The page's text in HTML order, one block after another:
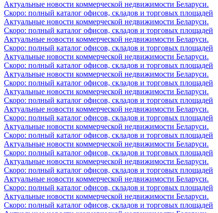
Актуальные новости коммерческой недвижимости Беларуси.
Скоро: полный каталог офисов, складов и торговых площадей
Актуальные новости коммерческой недвижимости Беларуси.
Скоро: полный каталог офисов, складов и торговых площадей
Актуальные новости коммерческой недвижимости Беларуси.
Скоро: полный каталог офисов, складов и торговых площадей
Актуальные новости коммерческой недвижимости Беларуси.
Скоро: полный каталог офисов, складов и торговых площадей
Актуальные новости коммерческой недвижимости Беларуси.
Скоро: полный каталог офисов, складов и торговых площадей
Актуальные новости коммерческой недвижимости Беларуси.
Скоро: полный каталог офисов, складов и торговых площадей
Актуальные новости коммерческой недвижимости Беларуси.
Скоро: полный каталог офисов, складов и торговых площадей
Актуальные новости коммерческой недвижимости Беларуси.
Скоро: полный каталог офисов, складов и торговых площадей
Актуальные новости коммерческой недвижимости Беларуси.
Скоро: полный каталог офисов, складов и торговых площадей
Актуальные новости коммерческой недвижимости Беларуси.
Скоро: полный каталог офисов, складов и торговых площадей
Актуальные новости коммерческой недвижимости Беларуси.
Скоро: полный каталог офисов, складов и торговых площадей
Актуальные новости коммерческой недвижимости Беларуси.
Скоро: полный каталог офисов, складов и торговых площадей